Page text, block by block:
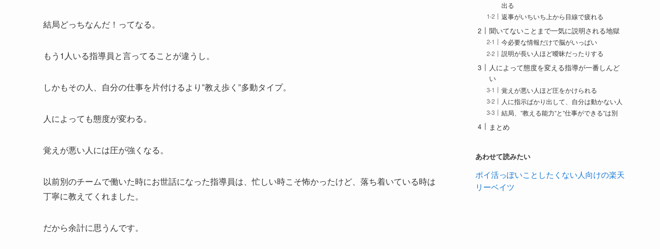
結局どっちなんだ！ってなる。
もう1人いる指導員と言ってることが違うし。
しかもその人、自分の仕事を片付けるより”教え歩く”多動タイプ。
人によっても態度が変わる。
覚えが悪い人には圧が強くなる。
以前別のチームで働いた時にお世話になった指導員は、忙しい時こそ怖かったけど、落ち着いている時は
丁寧に教えてくれました。
だから余計に思うんです。
出る
返事がいちいち上から目線で疲れる
聞いてないことまで一気に説明される地獄
今必要な情報だけで脳がいっぱい
説明が長い人ほど曖昧だったりする
人によって態度を変える指導が一番しんど
い
覚えが悪い人ほど圧をかけられる
人に指示ばかり出して、自分は動かない人
結局、”教える能力”と”仕事ができる”は別
まとめ
あわせて読みたい
ポイ活っぽいことしたくない人向けの楽天
リーベイツ